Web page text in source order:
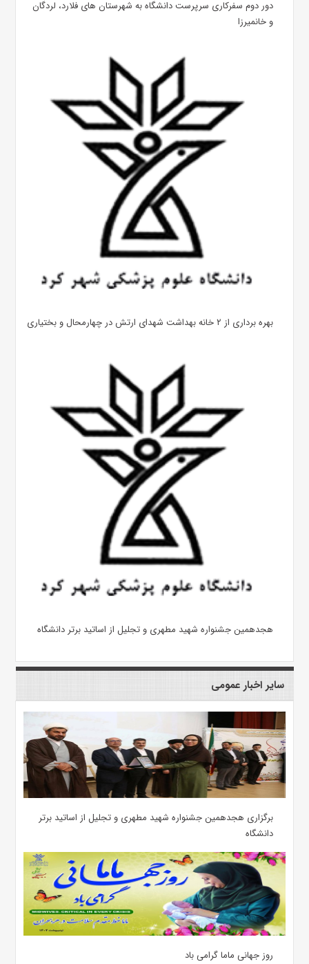
دور دوم سفرکاری سرپرست دانشگاه به شهرستان های فلارد، لردگان
و خانمیرزا
بهره ‌برداری از ۲ خانه بهداشت شهدای ارتش در چهارمحال و بختیاری
هجدهمین جشنواره شهید مطهری و تجلیل از اساتید برتر دانشگاه
سایر اخبار عمومی
برگزاری هجدهمین جشنواره شهید مطهری و تجلیل از اساتید برتر
دانشگاه
روز جهانی ماما گرامی باد